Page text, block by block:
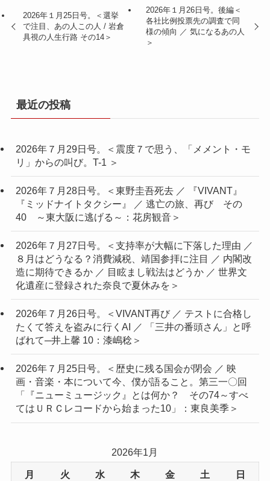
2026年１月25日号。＜選挙
で注目、あの人この人 / 岩倉
具視の人生行路 その14＞
2026年１月26日号。後編＜
各社比例投票先の調査で同
様の傾向 ／ 気になるあの人
＞
最近の投稿
2026年７月29日号。＜震度７で思う、「メメント・モ
リ」からの叫び。T-1 ＞
2026年７月28日号。＜東野圭吾死去 ／ 『VIVANT』
『ミッドナイトタクシー』 ／ 逃亡の旅、再び その
40 ～東大阪に逃げる～：花房観音＞
2026年７月27日号。＜支持率が大幅に下落した理由 ／
８月はどうなる？消費減税、靖国参拝に注目 ／ 内閣改
造に期待できるか ／ 目眩まし戦法はどうか ／ 世界文
化遺産に登録された奈良で夏休みを＞
2026年７月26日号。＜VIVANT再び ／ テストに合格し
たくて答えを盗みに行くAI ／ 「三井の番頭さん」と呼
ばれて─井上馨 10：漆嶋稔＞
2026年７月25日号。＜歴史に残る国会が閉会 ／ 映
画・音楽・本について今、僕が語ること。第三一〇回
「『ニューミュージック』とは何か？ その74～すべ
てはＵＲＣレコードから始まった10」：東良美季＞
2026年1月
月 火 水 木 金 土 日